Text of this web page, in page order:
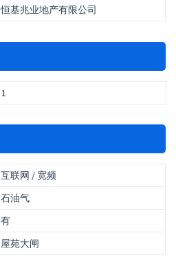
恒基兆业地产有限公司
1
互联网 / 宽频
石油气
有
屋苑大闸